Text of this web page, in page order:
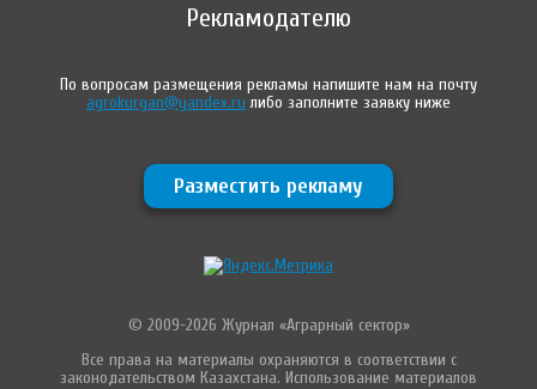
Рекламодателю
По вопросам размещения рекламы напишите нам на почту
agrokurgan@yandex.ru либо заполните заявку ниже
Разместить рекламу
© 2009-2026 Журнал «Аграрный сектор»
Все права на материалы охраняются в соответствии с
законодательством Казахстана. Использование материалов